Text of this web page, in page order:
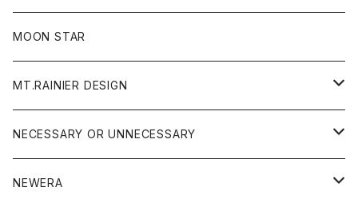
フリース
ジャケット
ニット
パンツ
帽子
MOON STAR
MT.RAINIER DESIGN
アウター
コート
アクセサリー
NECESSARY OR UNNECESSARY
アウター
NEWERA